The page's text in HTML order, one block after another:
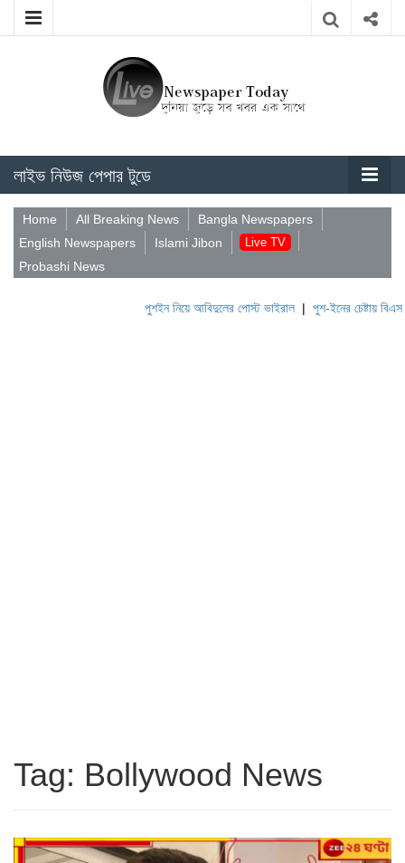
লাইভ নিউজ পেপার টুডে
Home All Breaking News
Bangla Newspapers
English Newspapers
Islami Jibon Live TV
Probashi News
পুশইন নিয়ে আবিদুলের পোস্ট ভাইরাল| পুশ-ইনের চেষ্টায়
Tag: Bollywood News